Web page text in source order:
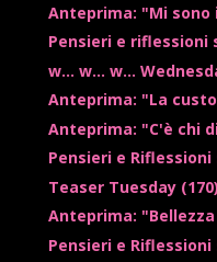
Anteprima: "Mi
Pensieri e riflessioni
w... w... w...
Anteprima: "La
Anteprima: "C'è chi
Pensieri e
Teaser Tuesday
Anteprima:
Pensieri e